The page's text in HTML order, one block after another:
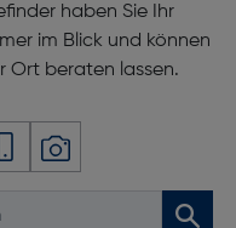
haben Sie Ihr
im Blick und können
Ort beraten lassen.